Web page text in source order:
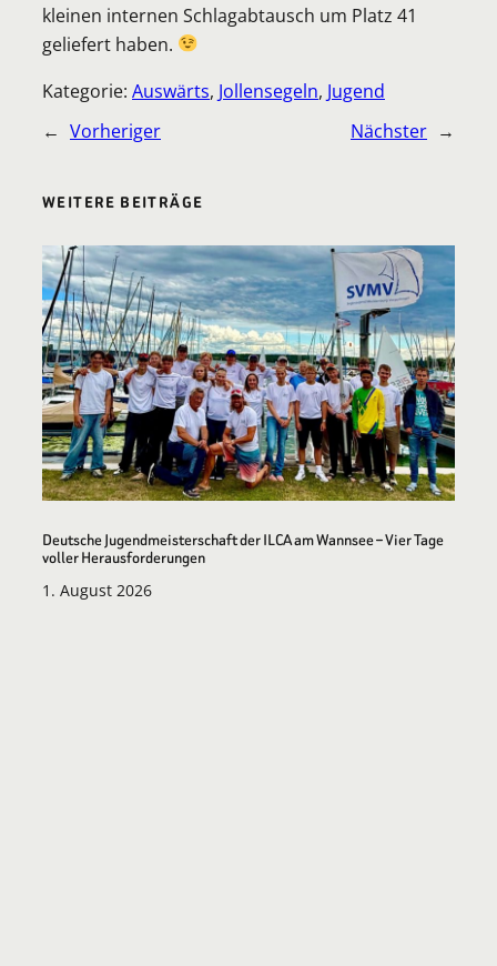
kleinen internen Schlagabtausch um Platz 41
geliefert haben.
Kategorie: Auswärts, Jollensegeln, Jugend
← Vorheriger Nächster →
WEITERE BEITRÄGE
Deutsche Jugendmeisterschaft der ILCA am Wannsee – Vier Tage
voller Herausforderungen
1. August 2026